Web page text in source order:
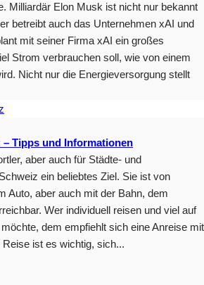
Milliardär Elon Musk ist nicht nur bekannt
betreibt auch das Unternehmen xAI und
mit seiner Firma xAI ein großes
Strom verbrauchen soll, wie von einem
Nicht nur die Energieversorgung stellt
Tipps und Informationen
aber auch für Städte- und
ein beliebtes Ziel. Sie ist von
Auto, aber auch mit der Bahn, dem
Wer individuell reisen und viel auf
dem empfiehlt sich eine Anreise mit
ist es wichtig, sich...